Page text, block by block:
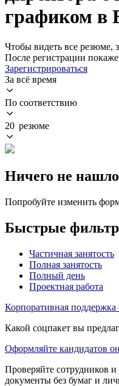
графиком в
Чтобы видеть все резюме,
После регистрации
Зарегистрироваться
За всё время
По соответствию
20 резюме
Ничего не
Попробуйте изменить
Быстрые
Частичная занятость
Полная занятость
Полный день
Проектная работа
Корпоративная поддержка
Какой соцпакет вы
Оформляйте кандидатов
Проверяйте сотрудников
документы без бумаг и